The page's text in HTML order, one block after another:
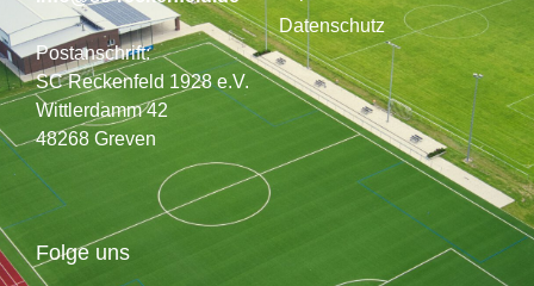
Postanschrift:
SC Reckenfeld 1928 e.V.
Wittlerdamm 42
48268 Greven
Datenschutz
Folge uns